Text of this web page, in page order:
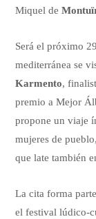
Miquel de
Será el próximo
mediterránea se
Karmento,
premio a Mejor
propone un viaje
mujeres de
que late también
La cita forma
el festival lúdico-